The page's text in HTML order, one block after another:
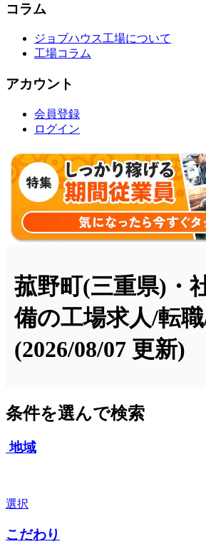
コラム
ジョブハウス工場について
工場コラム
アカウント
会員登録
ログイン
菰野町(三重県)・
備の工場求人/転
(2026/08/07 更新)
条件を選んで検索
地域
選択
こだわり